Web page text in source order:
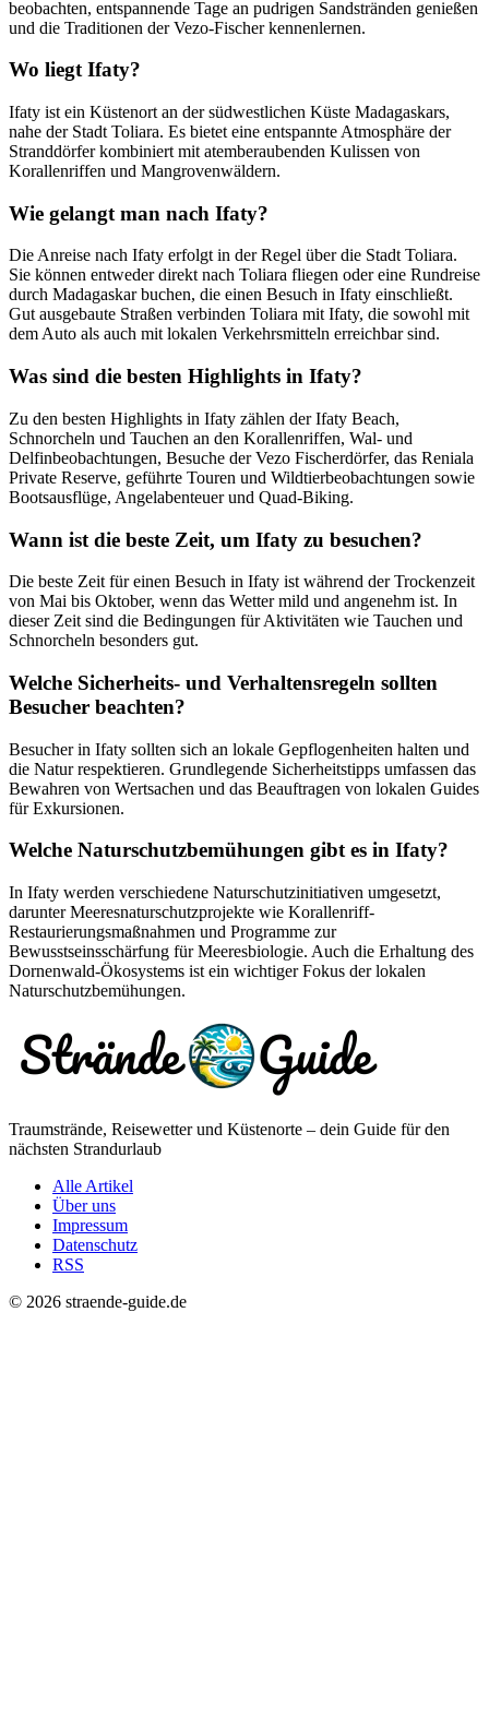
beobachten, entspannende Tage an pudrigen Sandstränden genießen
und die Traditionen der Vezo-Fischer kennenlernen.
Wo liegt Ifaty?
Ifaty ist ein Küstenort an der südwestlichen Küste Madagaskars,
nahe der Stadt Toliara. Es bietet eine entspannte Atmosphäre der
Stranddörfer kombiniert mit atemberaubenden Kulissen von
Korallenriffen und Mangrovenwäldern.
Wie gelangt man nach Ifaty?
Die Anreise nach Ifaty erfolgt in der Regel über die Stadt Toliara.
Sie können entweder direkt nach Toliara fliegen oder eine Rundreise
durch Madagaskar buchen, die einen Besuch in Ifaty einschließt.
Gut ausgebaute Straßen verbinden Toliara mit Ifaty, die sowohl mit
dem Auto als auch mit lokalen Verkehrsmitteln erreichbar sind.
Was sind die besten Highlights in Ifaty?
Zu den besten Highlights in Ifaty zählen der Ifaty Beach,
Schnorcheln und Tauchen an den Korallenriffen, Wal- und
Delfinbeobachtungen, Besuche der Vezo Fischerdörfer, das Reniala
Private Reserve, geführte Touren und Wildtierbeobachtungen sowie
Bootsausflüge, Angelabenteuer und Quad-Biking.
Wann ist die beste Zeit, um Ifaty zu besuchen?
Die beste Zeit für einen Besuch in Ifaty ist während der Trockenzeit
von Mai bis Oktober, wenn das Wetter mild und angenehm ist. In
dieser Zeit sind die Bedingungen für Aktivitäten wie Tauchen und
Schnorcheln besonders gut.
Welche Sicherheits- und Verhaltensregeln sollten
Besucher beachten?
Besucher in Ifaty sollten sich an lokale Gepflogenheiten halten und
die Natur respektieren. Grundlegende Sicherheitstipps umfassen das
Bewahren von Wertsachen und das Beauftragen von lokalen Guides
für Exkursionen.
Welche Naturschutzbemühungen gibt es in Ifaty?
In Ifaty werden verschiedene Naturschutzinitiativen umgesetzt,
darunter Meeresnaturschutzprojekte wie Korallenriff-
Restaurierungsmaßnahmen und Programme zur
Bewusstseinsschärfung für Meeresbiologie. Auch die Erhaltung des
Dornenwald-Ökosystems ist ein wichtiger Fokus der lokalen
Naturschutzbemühungen.
Traumstrände, Reisewetter und Küstenorte – dein Guide für den
nächsten Strandurlaub
Alle Artikel
Über uns
Impressum
Datenschutz
RSS
© 2026 straende-guide.de